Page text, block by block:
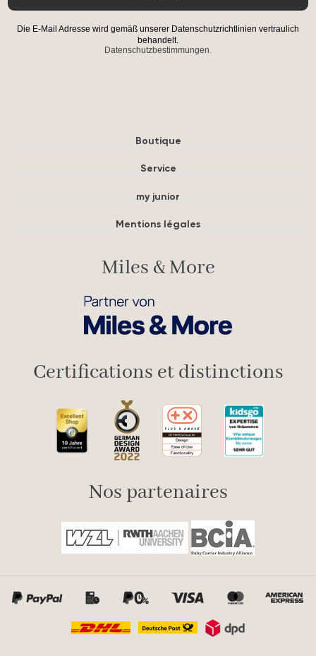
Die E-Mail Adresse wird gemäß unserer Datenschutzrichtlinien vertraulich
behandelt.
Datenschutzbestimmungen.
Boutique
Service
my junior
Mentions légales
Miles & More
Certifications et distinctions
Nos partenaires